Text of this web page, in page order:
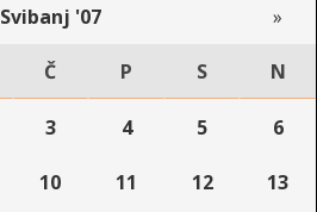
Svibanj '07 »
Č P S N
3 4 5 6
10 11 12 13